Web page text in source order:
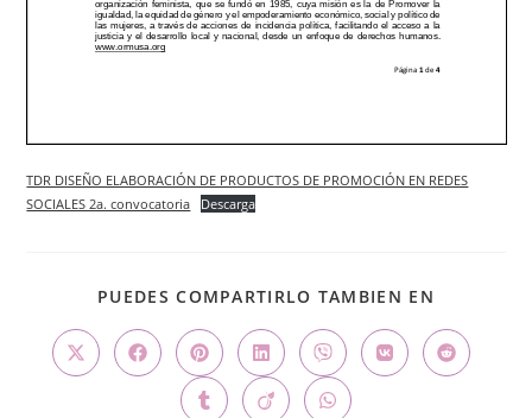
TDR DISEÑO ELABORACIÓN DE PRODUCTOS DE PROMOCIÓN EN REDES
SOCIALES 2a. convocatoria
Descarga
PUEDES COMPARTIRLO TAMBIEN EN